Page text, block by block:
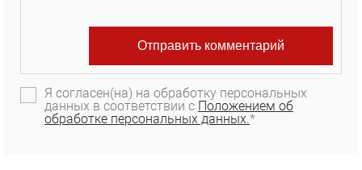
Я согласен(на) на обработку персональных
данных в соответствии с Положением об
обработке персональных данных.*